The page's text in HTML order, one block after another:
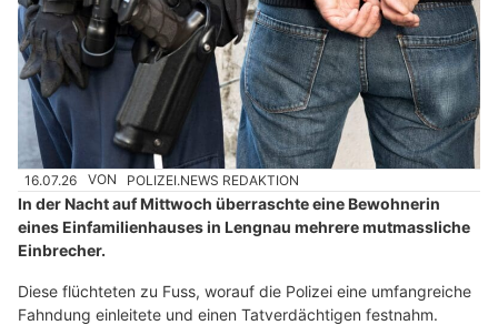
16.07.26 VON POLIZEI.NEWS REDAKTION
In der Nacht auf Mittwoch überraschte eine Bewohnerin
eines Einfamilienhauses in Lengnau mehrere mutmassliche
Einbrecher.
Diese flüchteten zu Fuss, worauf die Polizei eine umfangreiche
Fahndung einleitete und einen Tatverdächtigen festnahm.